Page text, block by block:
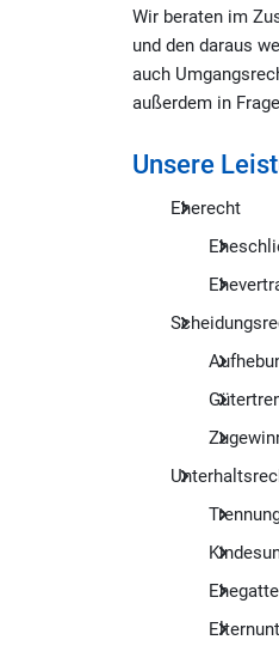
Wir beraten im
und den daraus
auch
außerdem in
Unsere
Eherecht